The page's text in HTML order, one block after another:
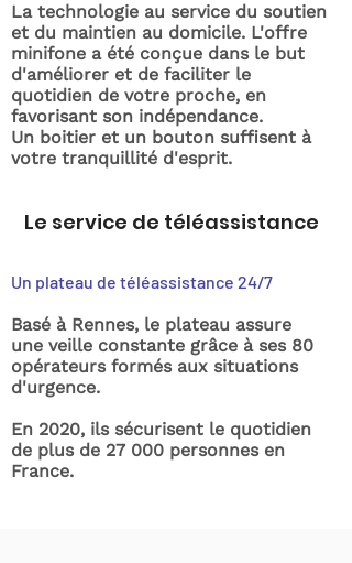
La technologie au service du soutien
et du maintien au domicile. L'offre
minifone a été conçue dans le but
d'améliorer et de faciliter le
quotidien de votre proche, en
favorisant son indépendance.
Un boitier et un bouton suffisent à
votre tranquillité d'esprit.
Le service de téléassistance
Un plateau de téléassistance 24/7
Basé à Rennes, le plateau assure
une veille constante grâce à ses 80
opérateurs formés aux situations
d'urgence.
En 2020, ils sécurisent le quotidien
de plus de 27 000 personnes en
France.